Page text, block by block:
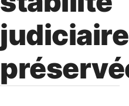
judiciaire